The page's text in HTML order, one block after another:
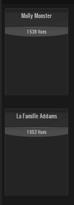
Molly Monster
1 538 Vues
La Famille Addams
1 653 Vues